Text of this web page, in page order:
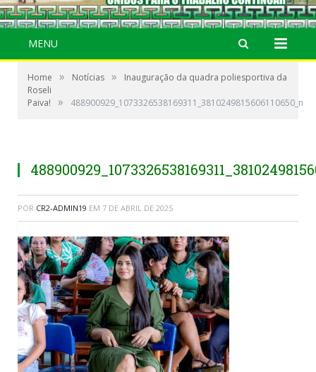
MENU
Home » Notícias »
Inauguração da quadra poliesportiva da
Roseli
Paiva!
» 488900929_1073326538169311_3810249815606110650_n
POR CR2-ADMIN19 EM 7 DE ABRIL DE 2025